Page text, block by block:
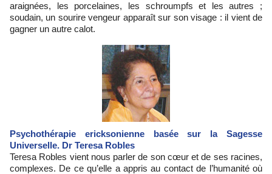
araignées, les porcelaines, les schroumpfs et les autres ;
soudain, un sourire vengeur apparaît sur son visage : il vient de
gagner un autre calot.
Psychothérapie ericksonienne basée sur la Sagesse
Universelle. Dr Teresa Robles
Teresa Robles vient nous parler de son cœur et de ses racines,
complexes. De ce qu’elle a appris au contact de l’humanité où